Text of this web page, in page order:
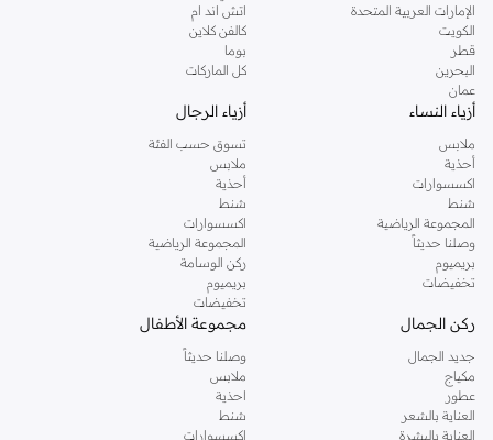
الإمارات العربية المتحدة
الكويت
قطر
البحرين
عمان
اتش اند ام
كالفن كلاين
بوما
كل الماركات
أزياء النساء
ملابس
أحذية
اكسسوارات
شنط
المجموعة الرياضية
وصلنا حديثاً
بريميوم
تخفيضات
أزياء الرجال
تسوق حسب الفئة
ملابس
أحذية
شنط
اكسسوارات
المجموعة الرياضية
ركن الوسامة
بريميوم
تخفيضات
ركن الجمال
جديد الجمال
مكياج
عطور
العناية بالشعر
العناية بالبشرة
مجموعة الأطفال
وصلنا حديثاً
ملابس
احذية
شنط
اكسسوارات